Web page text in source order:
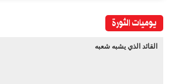
يوميات الثورة
القائد الذي يشبه شعبه